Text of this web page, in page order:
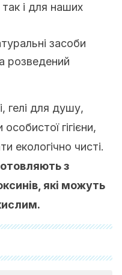
так і для наших
засоби
розведений
гелі для душу,
гігієни,
екологічно чисті.
з
які можуть